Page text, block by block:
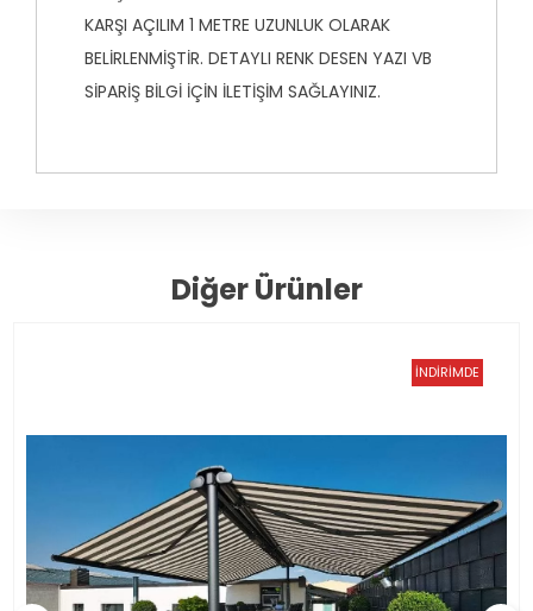
KARŞI AÇILIM 1 METRE UZUNLUK OLARAK
BELİRLENMİŞTİR. DETAYLI RENK DESEN YAZI VB
SİPARİŞ BİLGİ İÇİN İLETİŞİM SAĞLAYINIZ.
Diğer Ürünler
TÜKENDİ